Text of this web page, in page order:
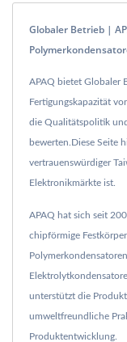
Globaler Betrieb |
APAQ bietet Globaler
Fertigungskapazität
die Qualitätspolitik
bewerten.Diese Seite
vertrauenswürdiger
Elektronikmärkte ist.
APAQ hat sich seit
chipförmige
unterstützt die
umweltfreundliche
Produktentwicklung.